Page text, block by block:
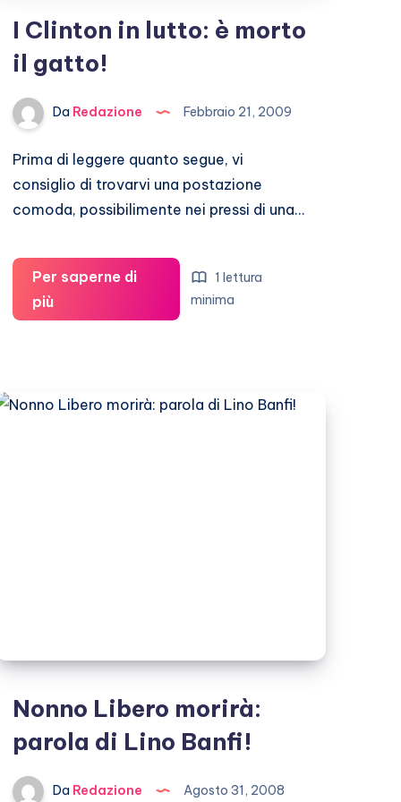
I Clinton in lutto: è morto
il gatto!
Da Redazione Febbraio 21, 2009
Prima di leggere quanto segue, vi
consiglio di trovarvi una postazione
comoda, possibilimente nei pressi di una…
Per saperne di
piùI
Clinton
è
1 lettura
minima
Nonno Libero morirà:
parola di Lino Banfi!
Da Redazione Agosto 31, 2008